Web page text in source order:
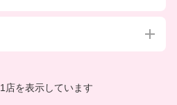
1店を表示しています